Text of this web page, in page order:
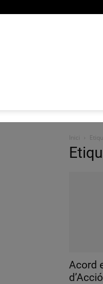
Inici
Acord